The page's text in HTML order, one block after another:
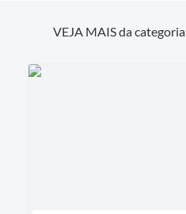
VEJA MAIS da categoria